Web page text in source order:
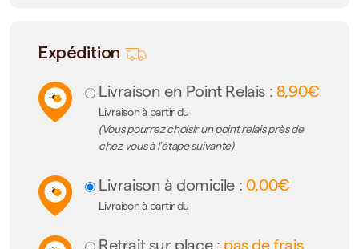
Expédition
Livraison en Point Relais : 8,90€
Livraison à partir du
(Vous pourrez choisir un point relais près de
chez vous à l'étape suivante)
Livraison à domicile : 0,00€
Livraison à partir du